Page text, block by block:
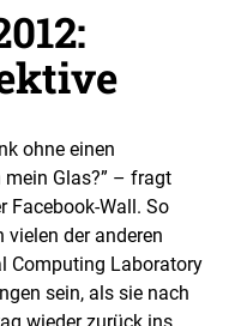
ohne einen
Glas?” – fragt
Facebook-Wall. So
der anderen
Computing Laboratory
sein, als sie nach